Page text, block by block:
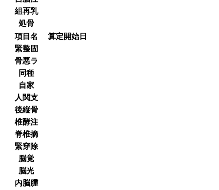
組再乳
処骨
項目名
算定開始日
緊整固
骨悪ラ
同種
自家
人関支
後縦骨
椎酵注
脊椎摘
緊穿除
脳覚
脳光
内脳腫